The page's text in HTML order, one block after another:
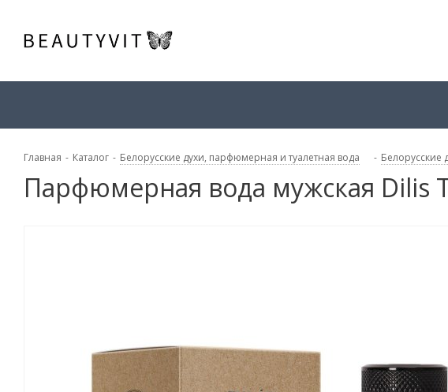
Главная - Каталог - Белорусские духи, парфюмерная и туалетная вода - Белорусские
Парфюмерная вода мужская Dilis